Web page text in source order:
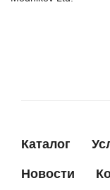
Каталог
Новости